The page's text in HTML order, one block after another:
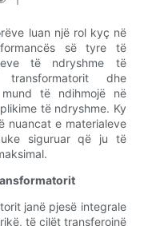
luan një rol kyç në
së tyre të
të ndryshme të
dhe
të ndihmojë në
të ndryshme. Ky
nuancat e materialeve
siguruar që ju të
janë pjesë integrale
të cilët transferojnë